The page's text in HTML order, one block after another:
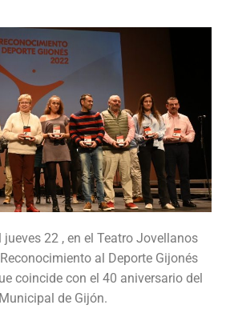
22 , en el Teatro Jovellanos
al Deporte Gijonés
coincide con el 40 aniversario del
de Gijón.